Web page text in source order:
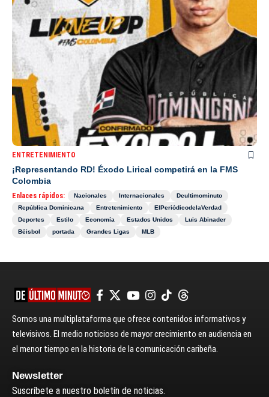
ENTRETENIMIENTO
¡Representando RD! Éxodo Lirical competirá en la FMS
Colombia
Enlaces rápidos: Nacionales Internacionales
Deultimominuto
República Dominicana
Entretenimiento
ElPeriódicodelaVerdad
Deportes
Estilo Economía Estados Unidos
Luis Abinader
Béisbol
portada Grandes Ligas MLB
Somos una multiplataforma que ofrece contenidos informativos y
televisivos. El medio noticioso de mayor crecimiento en audiencia en
el menor tiempo en la historia de la comunicación caribeña.
Newsletter
Suscríbete a nuestro boletín de noticias.